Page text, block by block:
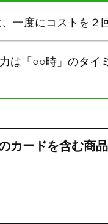
一度にコストを
は「○○時」のタイ
カードを含む商